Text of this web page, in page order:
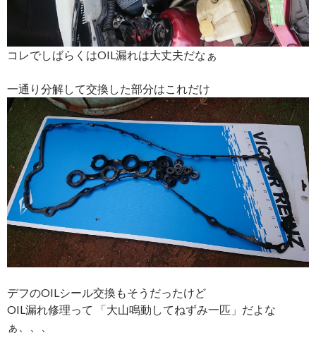
コレでしばらくはOIL漏れは大丈夫だなぁ
一通り分解して交換した部分はこれだけ
デフのOILシール交換もそうだったけど
OIL漏れ修理って 「大山鳴動してねずみ一匹」だよな
ぁ、、、